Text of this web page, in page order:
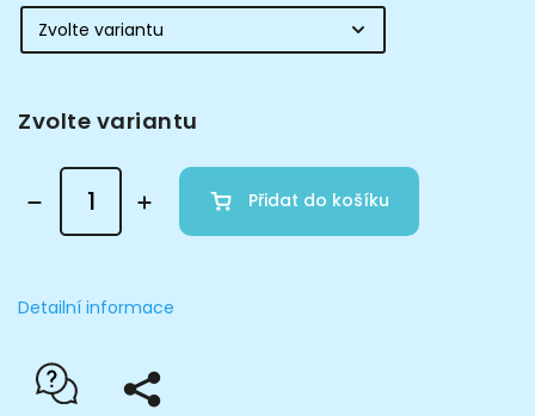
Zvolte variantu
Přidat do košíku
Detailní informace